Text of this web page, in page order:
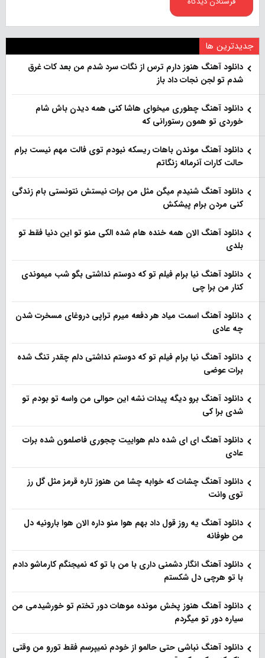
جدیدترین ها
دانلود آهنگ هنو‌ز دارم ترس از نگات سرد شدم من بعد کات غرق
شدم تو لجن نجات داد باز
دانلود آهنگ چطوری میخوای هاشا کنی همه دیدن باش شام
خوردی تو همون رستورانی که
دانلود آهنگ موندن باهات ریسکه نبودم توی فالت مهم نیست برام
حالت کارات آنرماله زنگاتم
دانلود آهنگ شنیدم میگن مثل من برات نیستش نتونستی بام زندگی
کنی مردن برام پیشکش
دانلود آهنگ الان همه خنده هام شده الکی منو تو این دنیا فقط تو
بلدی
دانلود آهنگ نیا برام فیلم تو‌ که دوستم نداشتی بگو شب میموندی
کنار من برا چی
دانلود آهنگ اسمت میاد هر دفعه میرم تراپی دروغای مسخرت شدن
چه عادی
دانلود آهنگ نیا برام فیلم تو‌ که دوستم نداشتی دلم چقدر تنگ شده
برات عوضی
دانلود آهنگ برو دیگه پیدات نشه این حوالی من واسه تو‌ بودم تو
شدی برا کی
دانلود آهنگ ای ای شده دلم هواییت چجوری فاصلمون شده برات
عادی
دانلود آهنگ چشات که خوابه چشا من هنوز تاره قرمز مثل گل رز
توی وانت
دانلود آهنگ یه روز قول داد بهم هوا منو داره الان هوا بارونیه دل
من طوفانه
دانلود آهنگ انگار دشمنی داری با من با تو که نمیجنگم کارماشو دادم
با تو هرچی دل شکستم
دانلود آهنگ هنوز پخش مونده موهات دور تختم تو خورشیدمی من
سیاره دور تو میگردم
دانلود آهنگ نباشی حتی حالمو از خودم نمیپرسم فقط تورو من وقتی